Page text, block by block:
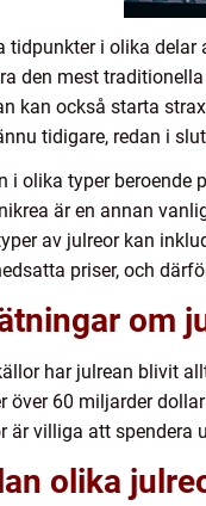
tidpunkter i olika
den mest
kan också starta
tidigare, redan i
i olika typer beroende
är en annan
av julreor kan
priser, och
om
har julrean blivit
över 60 miljarder
är villiga att spendera
olika